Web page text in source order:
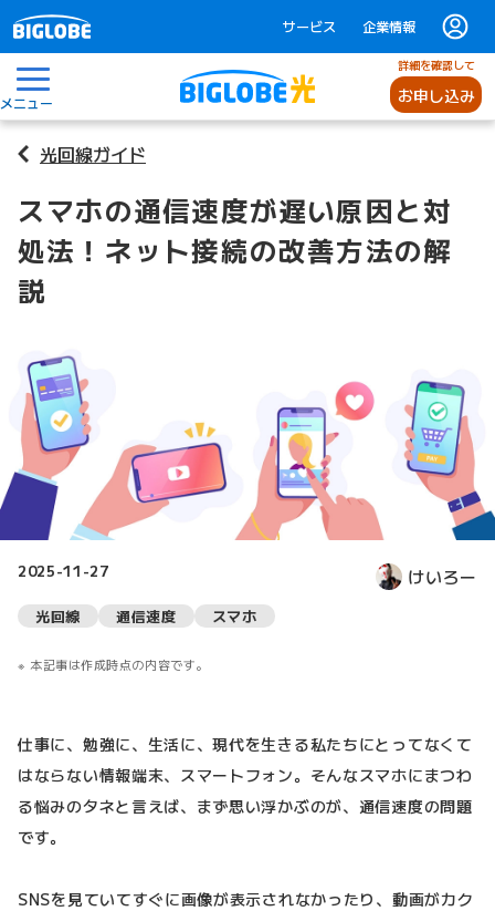
サービス 企業情報
メニュー
詳細を確認して
お申し込み
光回線ガイド
スマホの通信速度が遅い原因と対
処法！ネット接続の改善方法の解
説
2025-11-27 けいろー
光回線 通信速度 スマホ
本記事は作成時点の内容です。
仕事に、勉強に、生活に、現代を生きる私たちにとってなくて
はならない情報端末、スマートフォン。そんなスマホにまつわ
る悩みのタネと言えば、まず思い浮かぶのが、通信速度の問題
です。
SNSを見ていてすぐに画像が表示されなかったり、動画がカク